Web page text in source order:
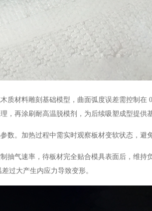
材料雕刻基础模型，曲面弧度误差需控制在
，再涂刷耐高温脱模剂，为后续吸塑成型提供基
。加热过程中需实时观察板材变软状态，避免
气速率，待板材完全贴合模具表面后，维持
过大产生内应力导致变形。